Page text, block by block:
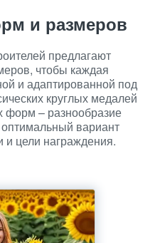
и размеров
предлагают
чтобы каждая
и адаптированной под
круглых медалей
форм – разнообразие
вариант
и цели награждения.